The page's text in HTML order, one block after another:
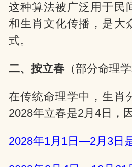
这种算法被广泛用于民
和生肖文化传播，是大
式。
二、按立春（部分命理学
在传统命理学中，生肖
2028年立春是2月4日，
2028年1月1日—2月3日